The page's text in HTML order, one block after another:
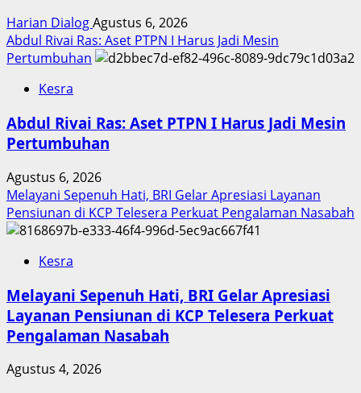
Harian DialogAgustus 6, 2026
Abdul Rivai Ras: Aset PTPN I Harus Jadi Mesin
Pertumbuhan
Kesra
Abdul Rivai Ras: Aset PTPN I Harus Jadi Mesin
Pertumbuhan
Agustus 6, 2026
Melayani Sepenuh Hati, BRI Gelar Apresiasi Layanan
Pensiunan di KCP Telesera Perkuat Pengalaman Nasabah
Kesra
Melayani Sepenuh Hati, BRI Gelar Apresiasi
Layanan Pensiunan di KCP Telesera Perkuat
Pengalaman Nasabah
Agustus 4, 2026